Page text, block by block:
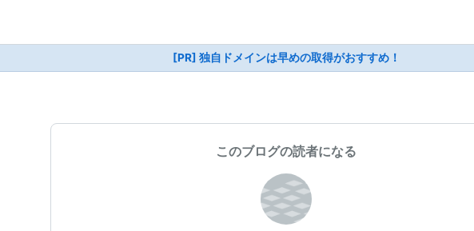
[PR] 独自ドメインは早めの取得がおすすめ！
このブログの読者になる